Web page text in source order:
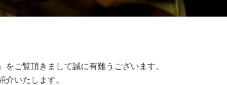
ご覧頂きまして誠に有難うございます。
いたします。